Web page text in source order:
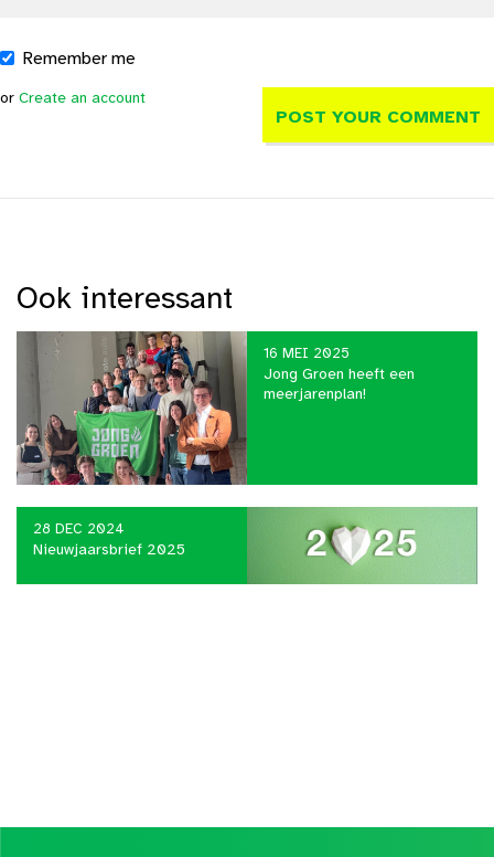
Remember me
or Create an account
Ook interessant
16 MEI 2025
Jong Groen heeft een
meerjarenplan!
28 DEC 2024
Nieuwjaarsbrief 2025